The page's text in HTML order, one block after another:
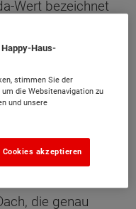
Wert bezeichnet
Schon bei
können damit
gebaut werden,
notwendig ist.
die genau
Haus-
stimmen Sie der
die Websitenavigation zu
und unsere
Cookies akzeptieren